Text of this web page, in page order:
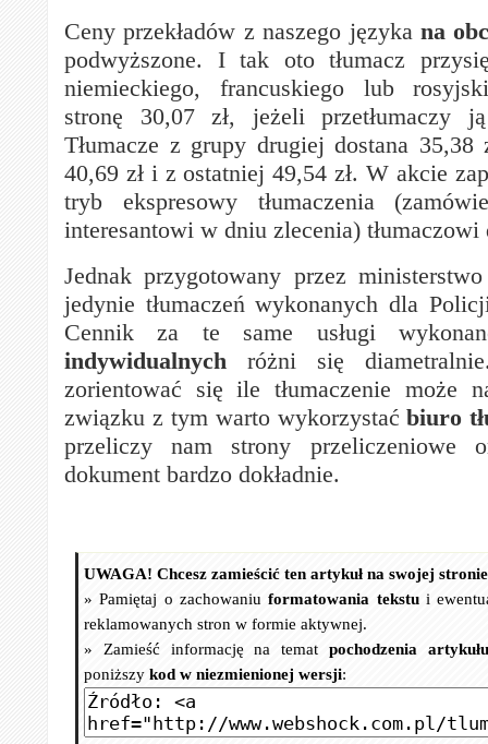
Ceny przekładów z naszego językana
podwyższone. I tak oto tłumacz
niemieckiego, francuskiego lub
stronę 30,07 zł, jeżeli przetłumaczy
Tłumacze z grupy drugiej dostana 35,38
40,69 zł i z ostatniej 49,54 zł. W akcie
tryb ekspresowy tłumaczenia
interesantowi w dniu zlecenia) tłumaczowi
Jednak przygotowany przez
jedynie tłumaczeń wykonanych dla
Cennik za te same usługi
indywidualnych różni się
zorientować się ile tłumaczenie może
związku z tym warto wykorzystaćbiuro
przeliczy nam strony przeliczeniowe
dokument bardzo dokładnie.
UWAGA! Chcesz zamieścić ten artykuł na swojej
» Pamiętaj o zachowaniuformatowania tekstui
reklamowanych stron w formie aktywnej.
» Zamieść informację na temat pochodzenia artykułu
poniższy kod w niezmienionej wersji: